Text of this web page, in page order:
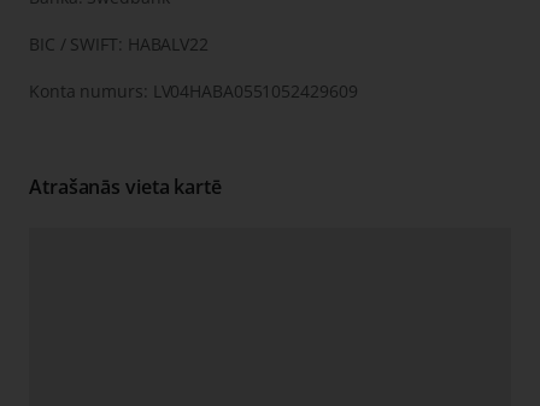
BIC / SWIFT: HABALV22
Konta numurs: LV04HABA0551052429609
Atrašanās vieta kartē